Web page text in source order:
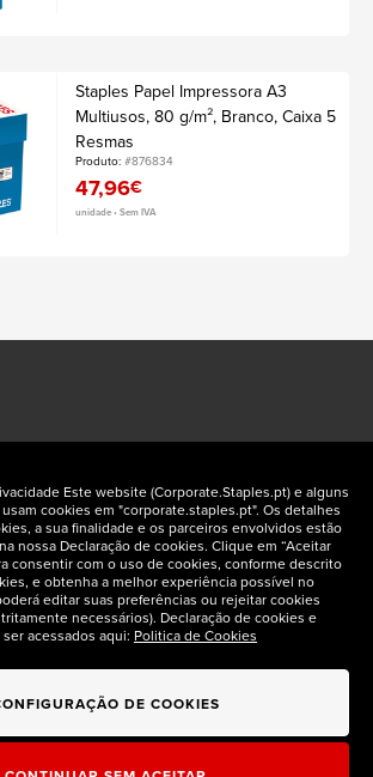
Staples Papel Impressora A3
Multiusos, 80 g/m², Branco, Caixa 5
Resmas
Produto:#876834
47,96€
unidade • Sem IVA
exclusivas Staples Corporate
sociais
Este website (Corporate.Staples.pt) e alguns
cookies em "corporate.staples.pt". Os detalhes
a sua finalidade e os parceiros envolvidos estão
nossa Declaração de cookies. Clique em “Aceitar
consentir com o uso de cookies, conforme descrito
e obtenha a melhor experiência possível no
editar suas preferências ou rejeitar cookies
necessários). Declaração de cookies e
acessados aqui: Politica de Cookies
DE COOKIES